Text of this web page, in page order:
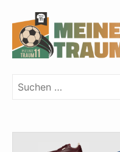
Skip
to
content
Suchen